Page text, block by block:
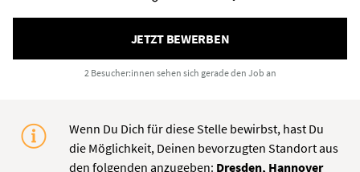
JETZT BEWERBEN
2 Besucher:innen sehen sich gerade den Job an
Wenn Du Dich für diese Stelle bewirbst, hast Du
die Möglichkeit, Deinen bevorzugten Standort aus
den folgenden anzugeben: Dresden, Hannover